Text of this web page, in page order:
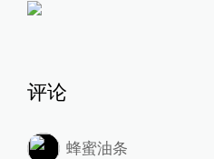
评论
蜂蜜油条